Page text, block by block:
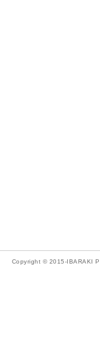
Copyright © 2015-IBARAKI